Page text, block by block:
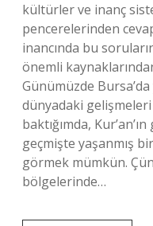
kültürler ve inanç
pencerelerinden
inancında bu
önemli
Günümüzde
dünyadaki
baktığımda,
geçmişte yaşanmış
görmek mümkün.
bölgelerinde…